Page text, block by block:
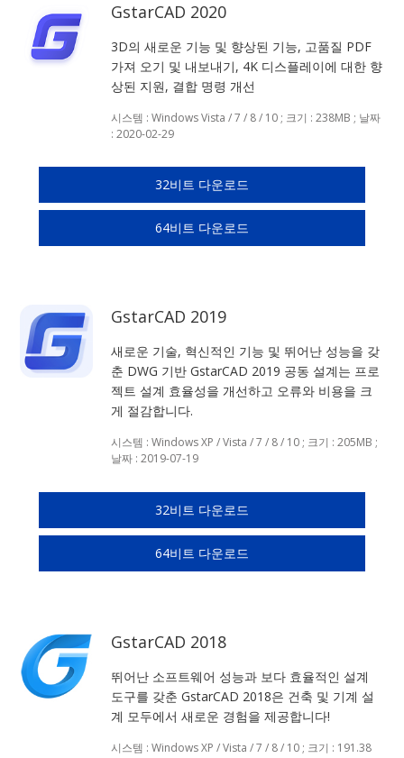
GstarCAD 2020
3D의 새로운 기능 및 향상된 기능, 고품질 PDF
가져 오기 및 내보내기, 4K 디스플레이에 대한 향
상된 지원, 결합 명령 개선
시스템 : Windows Vista / 7 / 8 / 10 ; 크기 : 238MB ; 날짜
: 2020-02-29
32비트 다운로드
64비트 다운로드
GstarCAD 2019
새로운 기술, 혁신적인 기능 및 뛰어난 성능을 갖
춘 DWG 기반 GstarCAD 2019 공동 설계는 프로
젝트 설계 효율성을 개선하고 오류와 비용을 크
게 절감합니다.
시스템 : Windows XP / Vista / 7 / 8 / 10 ; 크기 : 205MB ;
날짜 : 2019-07-19
32비트 다운로드
64비트 다운로드
GstarCAD 2018
뛰어난 소프트웨어 성능과 보다 효율적인 설계
도구를 갖춘 GstarCAD 2018은 건축 및 기계 설
계 모두에서 새로운 경험을 제공합니다!
시스템 : Windows XP / Vista / 7 / 8 / 10 ; 크기 : 191.38